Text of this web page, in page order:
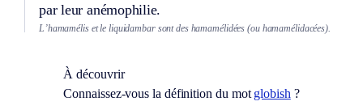
par leur anémophilie.
L’hamamélis et le liquidambar sont des hamamélidées (ou hamamélidacées).
À découvrir
Connaissez-vous la définition du mot globish ?